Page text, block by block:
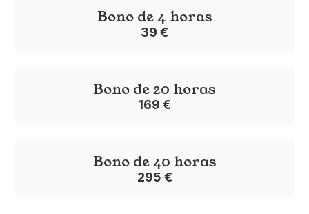
Bono de 4 horas
39 €
Bono de 20 horas
169 €
Bono de 40 horas
295 €